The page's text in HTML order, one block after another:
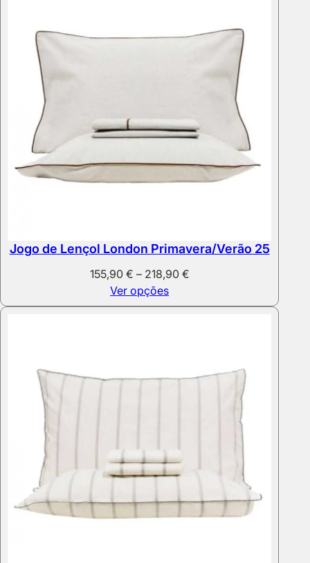
Jogo de Lençol London Primavera/Verão 25
155,90 € – 218,90 €Price
155,90 €
Ver opções